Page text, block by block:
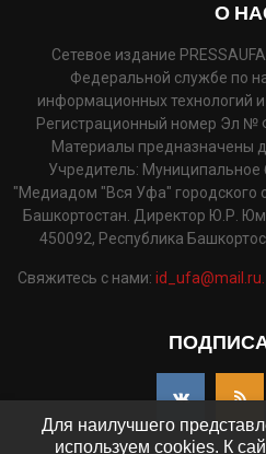
О
Сетевое издание
Федеральной службе по
информационных технологий
Регистрационный номер Эл №
Материалы предназначены
Учредитель:
"Медиадом "Вся Уфа" городского
Башкортостан. Директор Ю.Р.
450092, Республика
Свяжитесь с нами:
Для наилучшего
используем cookies. К